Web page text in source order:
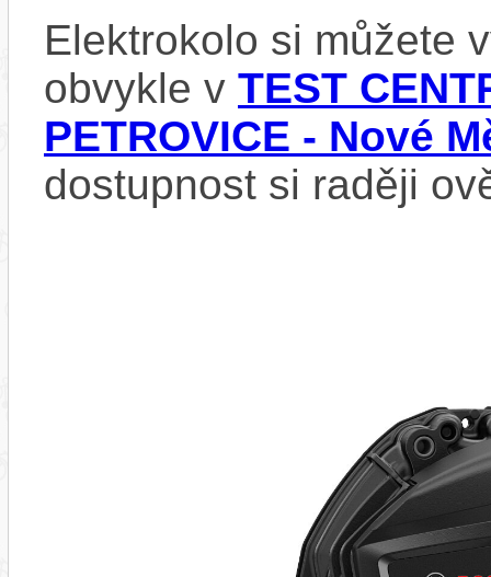
Elektrokolo si můžete
obvykle v TEST
PETROVICE - Nové
dostupnost si raději